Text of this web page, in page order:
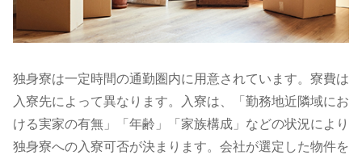
独身寮は一定時間の通勤圏内に用意されています。寮費は
入寮先によって異なります。入寮は、「勤務地近隣域にお
ける実家の有無」「年齢」「家族構成」などの状況により
独身寮への入寮可否が決まります。会社が選定した物件を